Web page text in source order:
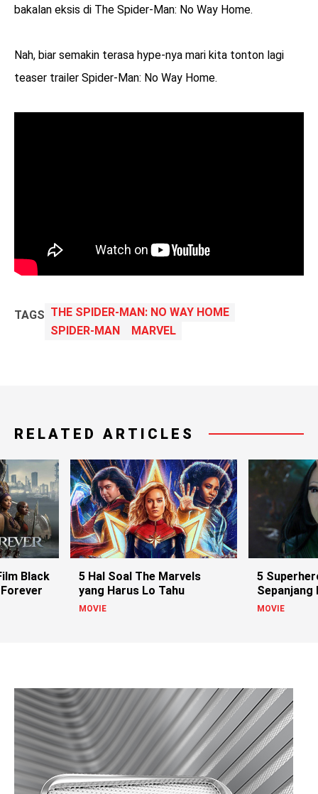
bakalan eksis di The Spider-Man: No Way Home.
Nah, biar semakin terasa hype-nya mari kita tonton lagi
teaser trailer Spider-Man: No Way Home.
TAGS THE SPIDER-MAN: NO WAY HOME
SPIDER-MAN
MARVEL
RELATED ARTICLES
Black
5 Hal Soal The Marvels
yang Harus Lo Tahu
MOVIE
5
Sepanjang
MOVIE